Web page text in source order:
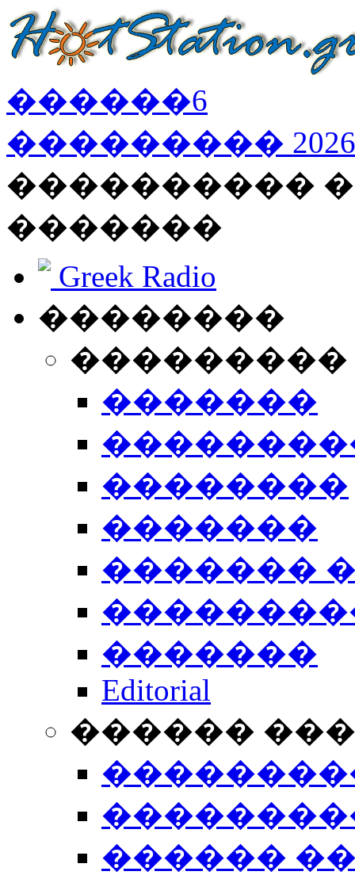
������6
��������� 2026
����������
�������
Greek Radio
��������
�������
��������
�������
�������
�������
Editorial
������
������